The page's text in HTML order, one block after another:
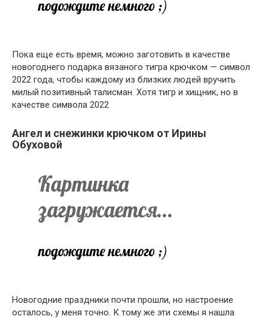
Пока еще есть время, можно заготовить в качестве
новогоднего подарка вязаного тигра крючком — символ
2022 года, чтобы каждому из близких людей вручить
милый позитивный талисман. Хотя тигр и хищник, но в
качестве символа 2022
Ангел и снежинки крючком от Ирины
Обуховой
Новогодние праздники почти прошли, но настроение
осталось, у меня точно. К тому же эти схемы я нашла